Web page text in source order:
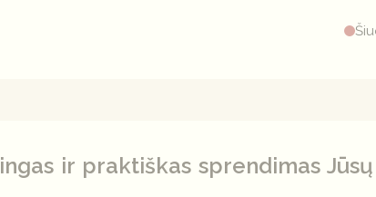
ir praktiškas sprendimas